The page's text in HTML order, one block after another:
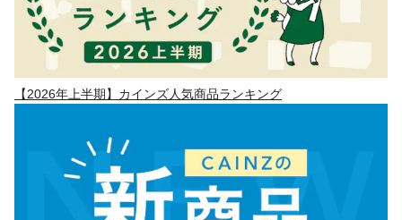
【2026年上半期】カインズ人気商品ランキング